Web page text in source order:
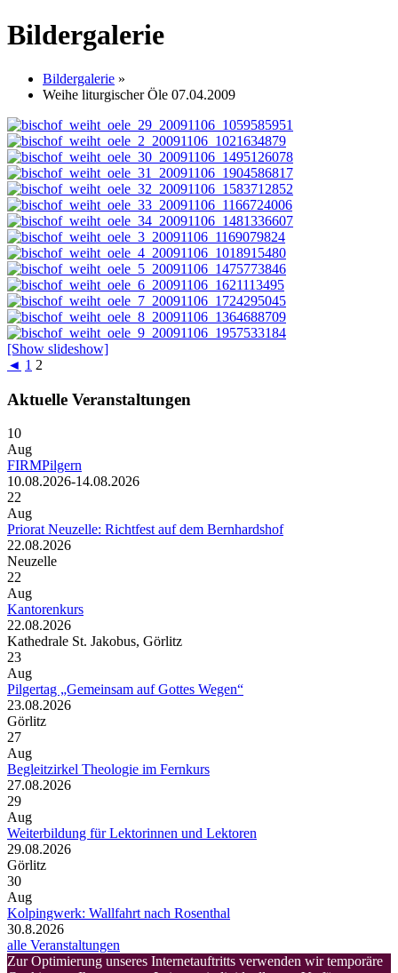
Bildergalerie
Bildergalerie »
Weihe liturgischer Öle 07.04.2009
[Show slideshow]
◄ 1 2
Aktuelle Veranstaltungen
10
Aug
FIRMPilgern
10.08.2026-14.08.2026
22
Aug
Priorat Neuzelle: Richtfest auf dem Bernhardshof
22.08.2026
Neuzelle
22
Aug
Kantorenkurs
22.08.2026
Kathedrale St. Jakobus, Görlitz
23
Aug
Pilgertag „Gemeinsam auf Gottes Wegen“
23.08.2026
Görlitz
27
Aug
Begleitzirkel Theologie im Fernkurs
27.08.2026
29
Aug
Weiterbildung für Lektorinnen und Lektoren
29.08.2026
Görlitz
30
Aug
Kolpingwerk: Wallfahrt nach Rosenthal
30.8.2026
alle Veranstaltungen
Zur Optimierung unseres Internetauftritts verwenden wir temporäre